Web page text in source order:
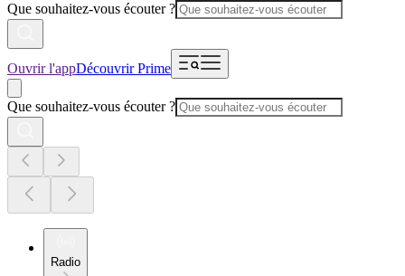
Que souhaitez-vous écouter ?
Ouvrir l'appDécouvrir Prime
Que souhaitez-vous écouter ?
Radio